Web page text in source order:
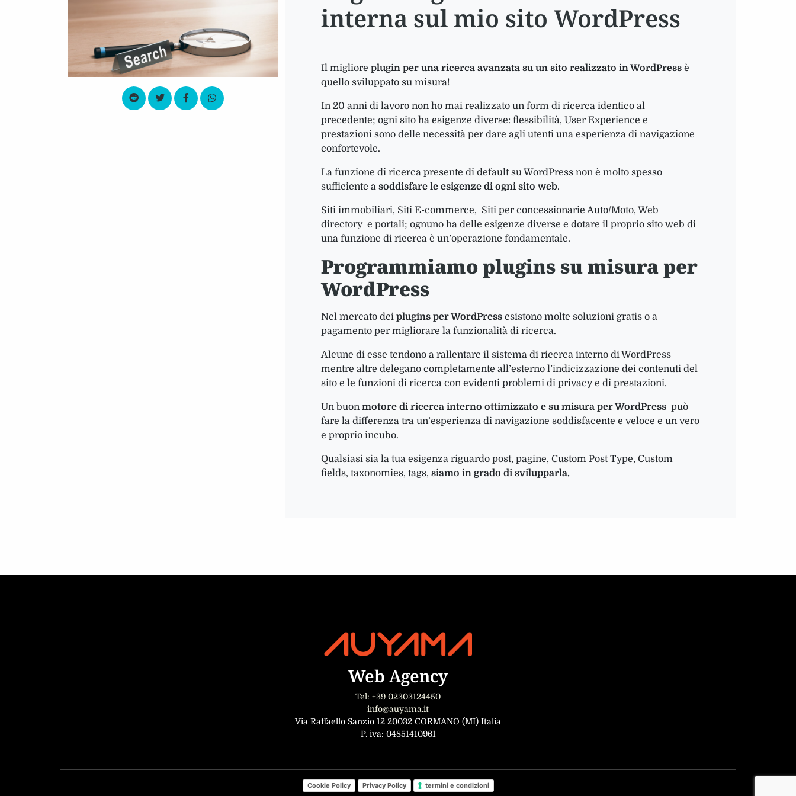
interna sul mio sito WordPress
Il migliore plugin per una ricerca avanzata su un sito realizzato in WordPress è
quello sviluppato su misura!
In 20 anni di lavoro non ho mai realizzato un form di ricerca identico al
precedente; ogni sito ha esigenze diverse: flessibilità, User Experience e
prestazioni sono delle necessità per dare agli utenti una esperienza di navigazione
confortevole.
La funzione di ricerca presente di default su WordPress non è molto spesso
sufficiente a soddisfare le esigenze di ogni sito web.
Siti immobiliari, Siti E-commerce, Siti per concessionarie Auto/Moto, Web
directory e portali; ognuno ha delle esigenze diverse e dotare il proprio sito web di
una funzione di ricerca è un’operazione fondamentale.
Programmiamo plugins su misura per
WordPress
Nel mercato dei plugins per WordPress esistono molte soluzioni gratis o a
pagamento per migliorare la funzionalità di ricerca.
Alcune di esse tendono a rallentare il sistema di ricerca interno di WordPress
mentre altre delegano completamente all’esterno l’indicizzazione dei contenuti del
sito e le funzioni di ricerca con evidenti problemi di privacy e di prestazioni.
Un buon motore di ricerca interno ottimizzato e su misura per WordPress può
fare la differenza tra un’esperienza di navigazione soddisfacente e veloce e un vero
e proprio incubo.
Qualsiasi sia la tua esigenza riguardo post, pagine, Custom Post Type, Custom
fields, taxonomies, tags, siamo in grado di svilupparla.
Web Agency
Tel: +39 02303124450
info@auyama.it
Via Raffaello Sanzio 12 20032 CORMANO (MI) Italia
P. iva: 04851410961
Cookie Policy Privacy Policy termini e condizioni